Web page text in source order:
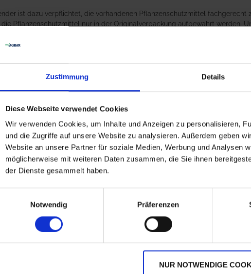
Zustimmung Details
Diese Webseite verwendet Cookies
Wir verwenden Cookies, um Inhalte und Anzeigen zu personalisieren,
und die Zugriffe auf unsere Website zu analysieren. Außerdem geben
Website an unsere Partner für soziale Medien, Werbung und Analysen
möglicherweise mit weiteren Daten zusammen, die Sie ihnen
der Dienste gesammelt haben.
Notwendig
Präferenzen
NUR NOTWENDIGE
ist dazu verpflichtet, die vorhandenen Pflanzenschutzmittel
Pflanzenschutzmittel nur in der Originalverpackung aufbewahrt werden.
Außerdem wird empfohlen eine Lagerliste zu führen, um
sein, um Unbefugten den Zugriff zu verwehren. Bei
und den Vorgaben entsprechend zu lagern.
Anmeldung
Newsletter: 10€
Unser kostenloser Newsletter informiert Sie
zu Produkten und pflanzenbaulichen
möglich.